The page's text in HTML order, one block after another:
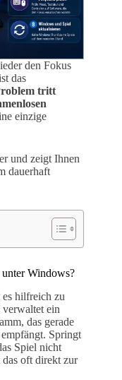
den Fokus
das
tritt
einzige
und zeigt Ihnen
dauerhaft
unter Windows?
hilfreich zu
verwaltet ein
das gerade
Springt
Spiel nicht
oft direkt zur